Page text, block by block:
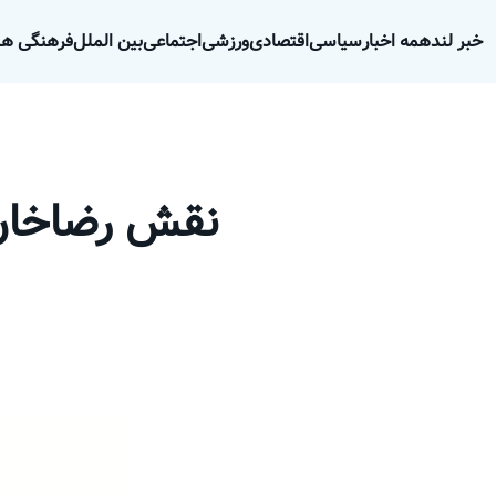
خبر لندهمه اخبارسیاسیاقتصادیورزشیاجتماعیبین المللفرهنگی
نقش رضاخان